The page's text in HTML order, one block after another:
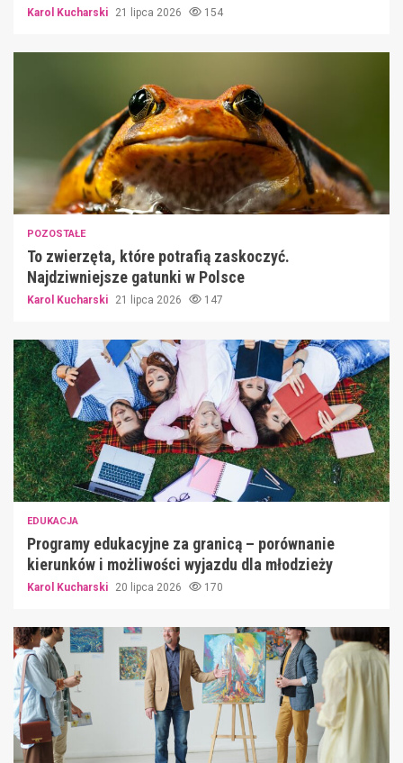
Karol Kucharski 21 lipca 2026 154
POZOSTAŁE
To zwierzęta, które potrafią zaskoczyć.
Najdziwniejsze gatunki w Polsce
Karol Kucharski 21 lipca 2026 147
EDUKACJA
Programy edukacyjne za granicą – porównanie
kierunków i możliwości wyjazdu dla młodzieży
Karol Kucharski 20 lipca 2026 170